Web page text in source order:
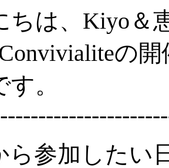
ちは、Kiyo＆
の
。
ら参加したい